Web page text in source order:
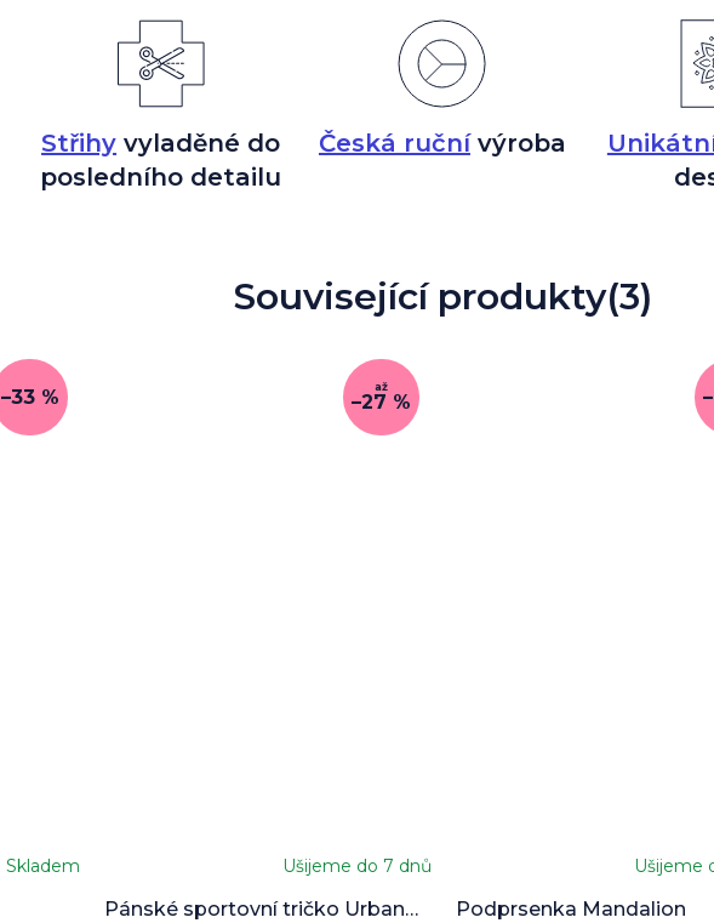
Střihy vyladěné do
posledního detailu
Česká ručnívýroba
Související produkty(3)
–33 %
Skladem
až
–27 %
Pánské sportovní tričko Urban
Ušijeme do 7 dnů
Podprsenka Mandalion
Ušijeme